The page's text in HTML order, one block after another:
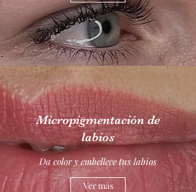
Micropigmentación de
labios
Da color y embellece tus labios
Ver más